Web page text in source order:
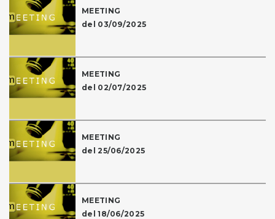
MEETING
del 03/09/2025
MEETING
del 02/07/2025
MEETING
del 25/06/2025
MEETING
del 18/06/2025